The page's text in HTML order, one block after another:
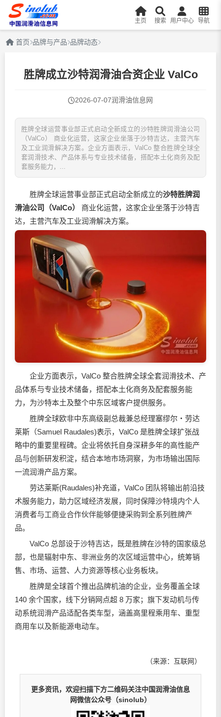
主页 搜索 用户中心 导航
首页 品牌与产品 品牌动态
胜牌成立沙特润滑油合资企业 ValCo
2026-07-07润滑油信息网
胜牌全球运营事业部正式启动全新成立的沙特胜牌润滑油公司
（ValCo） 商业化运营，这家企业坐落于沙特吉达，主营汽车
及工业润滑解决方案。企业方面表示，ValCo 整合胜牌全球全
套润滑技术、产品体系与专业技术储备，搭配本土化商务及配
套服务能力，...
胜牌全球运营事业部正式启动全新成立的沙特胜牌润
滑油公司（ValCo）
商业化运营，这家企业坐落于沙特吉
达，主营汽车及工业润滑解决方案。
企业方面表示，ValCo 整合胜牌全球全套润滑技术、产
品体系与专业技术储备，搭配本土化商务及配套服务能
力，为沙特本土及整个中东区域客户提供服务。
胜牌全球欧非中东高级副总裁兼总经理塞缪尔・劳达
莱斯（Samuel Raudales)表示，ValCo 是胜牌全球扩张战
略中的重要里程碑。企业将依托自身深耕多年的高性能产
品与创新研发积淀，结合本地市场洞察，为市场输出国际
一流润滑产品方案。
劳达莱斯(Raudales)补充道，ValCo 团队将输出前沿技
术服务能力，助力区域经济发展，同时保障沙特境内个人
消费者与工商业合作伙伴能够便捷采购到全系列胜牌产
品。
ValCo 总部设于沙特吉达，既是胜牌在沙特的国家级总
部，也是辐射中东、非洲业务的次区域运营中心，统筹销
售、市场、运营、人力资源等核心业务板块。
胜牌是全球首个推出品牌机油的企业，业务覆盖全球
140 余个国家，线下分销网点超 8 万家；旗下发动机与传
动系统润滑产品适配各类车型，涵盖高里程乘用车、重型
商用车以及新能源电动车。
（来源：互联网）
更多资讯，欢迎扫描下方二维码关注中国润滑油信息
网微信公众号（sinolub）